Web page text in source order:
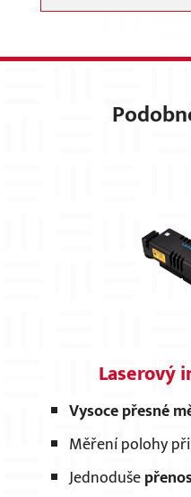
Laserový
Vysoce přesné
Měření polohy
Jednoduše